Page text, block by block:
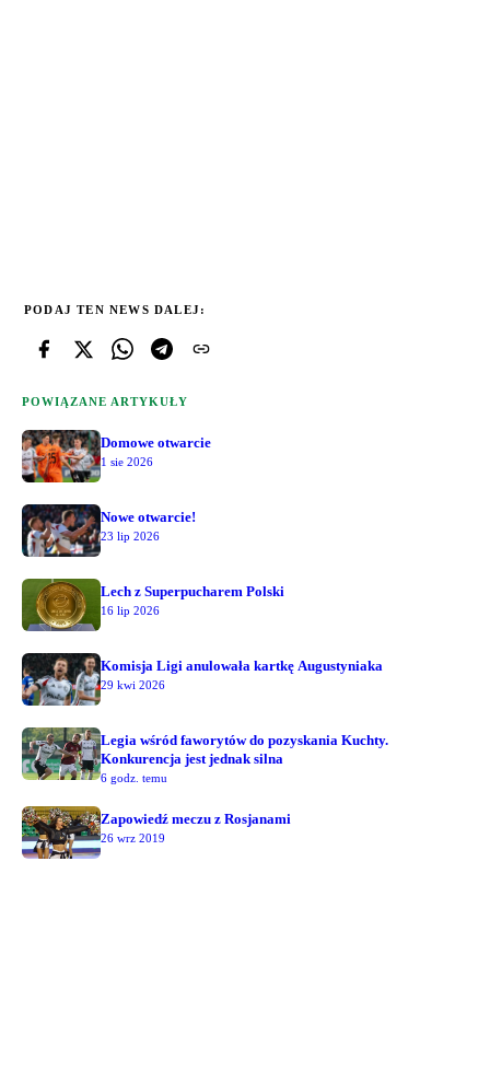
PODAJ TEN NEWS DALEJ:
POWIĄZANE ARTYKUŁY
Domowe otwarcie
1 sie 2026
Nowe otwarcie!
23 lip 2026
Lech z Superpucharem Polski
16 lip 2026
Komisja Ligi anulowała kartkę Augustyniaka
29 kwi 2026
Legia wśród faworytów do pozyskania Kuchty.
Konkurencja jest jednak silna
6 godz. temu
Zapowiedź meczu z Rosjanami
26 wrz 2019